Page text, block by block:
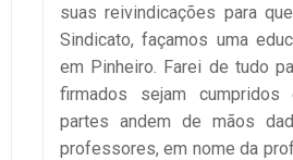
suas reivindicações para
Sindicato, façamos uma
em Pinheiro. Farei de tudo
firmados sejam
partes andem de mãos
professores, em nome da